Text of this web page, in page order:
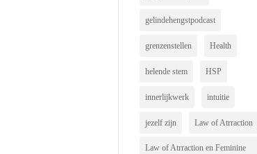
gelindehengstpodcast
grenzenstellen Health
helende stem HSP
innerlijkwerk intuitie
jezelf zijn Law of Atrraction
Law of Atrraction en Feminine